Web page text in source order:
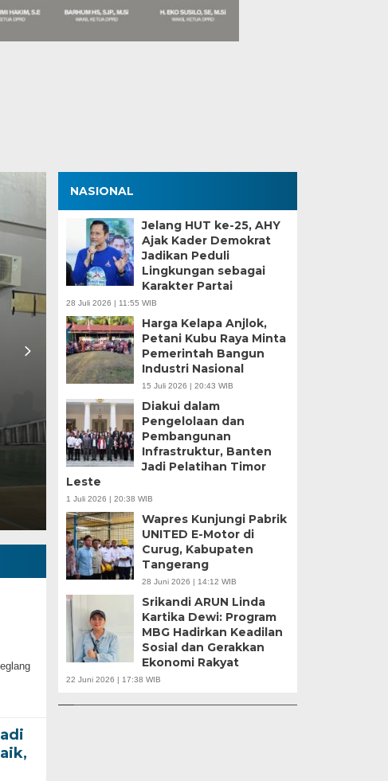
Zona Blank Spot,
Serang Lakukan
Senin, 15 Jun 2026 - 14:09 WIB
BagusNews.Co – Pelaksanaan Sistem Penerimaan
di Kota Serang menghadapi tantangan…
NASIONAL
Jelang HUT ke-25, AHY
Ajak Kader Demokrat
Jadikan Peduli
Lingkungan sebagai
Karakter Partai
28 Juli 2026 | 11:55 WIB
Harga Kelapa Anjlok,
Petani Kubu Raya Minta
Pemerintah Bangun
Industri Nasional
15 Juli 2026 | 20:43 WIB
Diakui dalam
Pengelolaan dan
Pembangunan
Infrastruktur, Banten
Jadi Pelatihan Timor
Leste
1 Juli 2026 | 20:38 WIB
Wapres Kunjungi Pabrik
UNITED E-Motor di
Curug, Kabupaten
Tangerang
28 Juni 2026 | 14:12 WIB
Srikandi ARUN Linda
Kartika Dewi: Program
MBG Hadirkan Keadilan
Sosial dan Gerakkan
Ekonomi Rakyat
22 Juni 2026 | 17:38 WIB
Maju |
APBD Tahun 2025 Anggarkan Rp200 Miliar |